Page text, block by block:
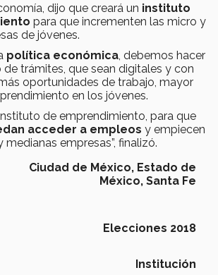
dijo que creará un instituto
para que incrementen las micro y
de jóvenes.
política económica, debemos hacer
trámites, que sean digitales y con
oportunidades de trabajo, mayor
en los jóvenes.
de emprendimiento, para que
acceder a empleos y empiecen
medianas empresas”, finalizó.
Ciudad de México, Estado de
México, Santa Fe
Elecciones 2018
Institución